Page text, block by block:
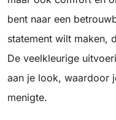
bent naar een
statement wilt maken,
De veelkleurige
aan je look, waardoor
menigte.